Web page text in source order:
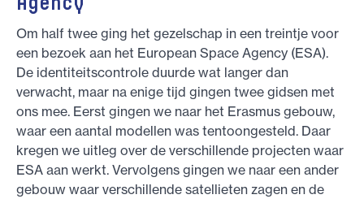
Agency
Om half twee ging het gezelschap in een treintje voor
een bezoek aan het European Space Agency (ESA).
De identiteitscontrole duurde wat langer dan
verwacht, maar na enige tijd gingen twee gidsen met
ons mee. Eerst gingen we naar het Erasmus gebouw,
waar een aantal modellen was tentoongesteld. Daar
kregen we uitleg over de verschillende projecten waar
ESA aan werkt. Vervolgens gingen we naar een ander
gebouw waar verschillende satellieten zagen en de